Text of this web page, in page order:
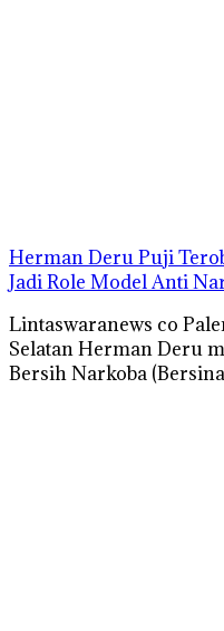
Herman Deru Puji
Jadi Role Model Anti
Lintaswaranews co
Selatan Herman Deru
Bersih Narkoba